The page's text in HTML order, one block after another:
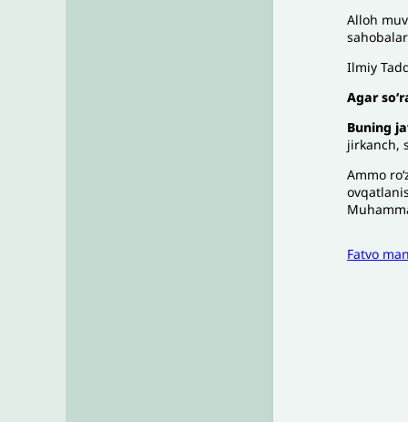
Alloh
Ilmiy
Agar
Buning
jirkanch,
Ammo
Fatvo